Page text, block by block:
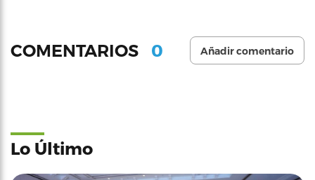
COMENTARIOS 0 Añadir comentario
Lo Último